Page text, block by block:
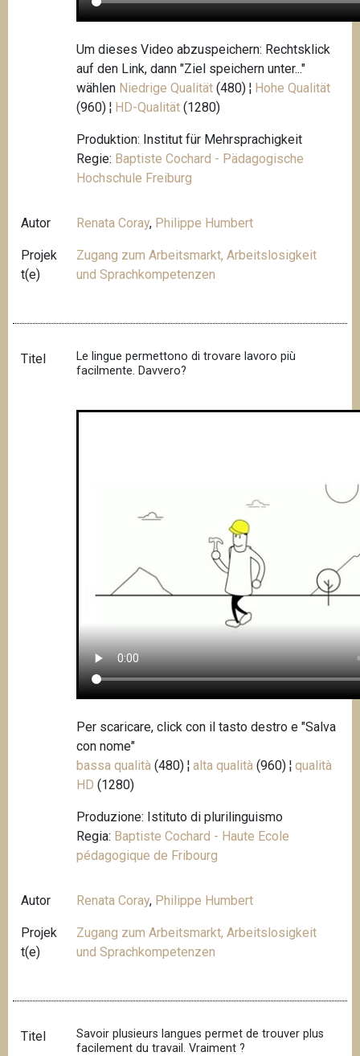
Um dieses Video abzuspeichern: Rechtsklick
auf den Link, dann "Ziel speichern unter..."
wählen Niedrige Qualität (480) ¦ Hohe Qualität
(960) ¦ HD-Qualität (1280)
Produktion: Institut für Mehrsprachigkeit
Regie: Baptiste Cochard - Pädagogische
Hochschule Freiburg
Autor Renata Coray, Philippe Humbert
Projek
t(e)
Zugang zum Arbeitsmarkt, Arbeitslosigkeit
und Sprachkompetenzen
Titel
Le lingue permettono di trovare lavoro più
facilmente. Davvero?
Per scaricare, click con il tasto destro e "Salva
con nome"
bassa qualità (480) ¦alta qualità (960) ¦qualità
HD (1280)
Produzione: Istituto di plurilinguismo
Regia: Baptiste Cochard - Haute Ecole
pédagogique de Fribourg
Autor Renata Coray, Philippe Humbert
Projek
t(e)
Zugang zum Arbeitsmarkt, Arbeitslosigkeit
und Sprachkompetenzen
Titel
Savoir plusieurs langues permet de trouver plus
facilement du travail. Vraiment ?